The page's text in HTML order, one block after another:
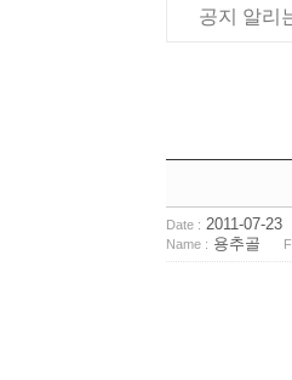
공지 알리
Date : 2011-07-23
Name : 용추골